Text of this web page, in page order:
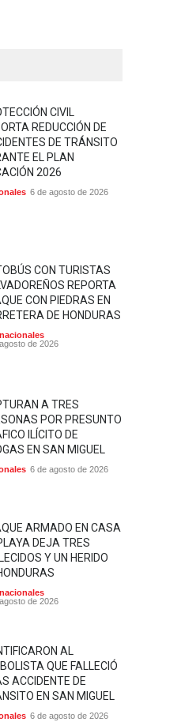
CIVIL
REDUCCIÓN DE
DE TRÁNSITO
EL PLAN
2026
6 de agosto de 2026
CON TURISTAS
REPORTA
CON PIEDRAS EN
DE HONDURAS
de 2026
A TRES
POR PRESUNTO
ILÍCITO DE
EN SAN MIGUEL
6 de agosto de 2026
ARMADO EN CASA
DEJA TRES
Y UN HERIDO
de 2026
AL
QUE FALLECIÓ
ACCIDENTE DE
EN SAN MIGUEL
6 de agosto de 2026